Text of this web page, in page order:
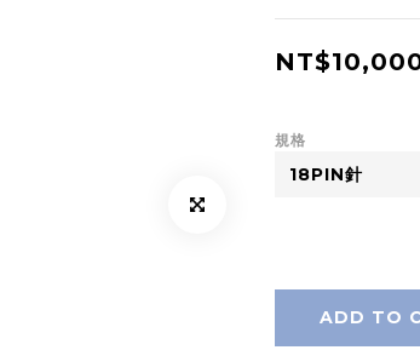
規格
ADD TO